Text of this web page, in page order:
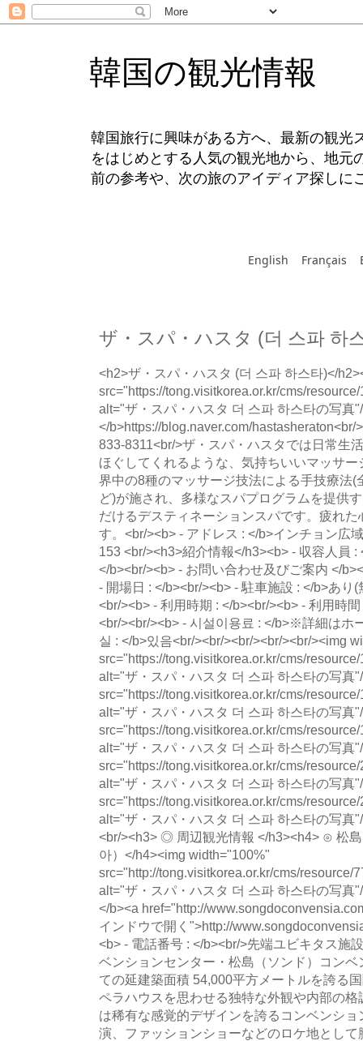
韓国の観光情報
韓国旅行に興味がある方へ、最新の観光
をはじめとする人気の観光地から、地
前の参考や、次の旅のアイディア探しに
English Français
ザ・スパ・ハスタ (더 스파 하
<h2>ザ・スパ・ハスタ (더 스파 하스타)</
src="https://tong.visitkorea.or.kr/cms/
alt="ザ・スパ・ハスタ 더 스파 하스타の写真
</b>https://blog.naver.com/hastasheraton<br/
833-8311<br/>ザ・スパ・ハスタでは日常生
ほぐしてくれるような、気持ちいいマッサ
界中の8種のマッサージ技法による手技療法
ど)が施され、多様なスパプログラムを提供
だけるデスティネーションスパです。疲れ
す。<br/><b> - アドレス : </b>インチョン広
153 <br/><h3>紹介情報</h3><b> - 収容人員
</b><br/><b> - お問い合わせ及びご案内 </
- 開場日 : </b><br/><b> - 駐車施設 : </b>あり
<br/><b> - 利用時期 : </b><br/><b> - 利用時
<br/><br/><b> - 시설이용료 : </b>※詳細はホ
실 : </b>있음<br/><br/><br/><br/><br/><img
src="https://tong.visitkorea.or.kr/cms/
alt="ザ・スパ・ハスタ 더 스파 하스타の写真
src="https://tong.visitkorea.or.kr/cms/
alt="ザ・スパ・ハスタ 더 스파 하스타の写真
src="https://tong.visitkorea.or.kr/cms/
alt="ザ・スパ・ハスタ 더 스파 하스타の写真
src="https://tong.visitkorea.or.kr/cms/
alt="ザ・スパ・ハスタ 더 스파 하스타の写真
src="https://tong.visitkorea.or.kr/cms/
alt="ザ・スパ・ハスタ 더 스파 하스타の写真
<br/><h3> ◎ 周辺観光情報 </h3><h4> ⊙ 松
아）</h4><img width="100%"
src="http://tong.visitkorea.or.kr/cms/resource/
alt="ザ・スパ・ハスタ 더 스파 하스타の写真
</b><a href="http://
インドウで開く">http://
<b> - 電話番号 : </b><br/>先端ユビキタス施
ベンションセンター・松島（ソンド）コン
ての延建築面積 54,000平方メートルを誇る
ペラハウスを思わせる独特な外観や内部の
は稀有な感覚的デザインを誇るコンベンシ
演、ファッションショーなどのロケ地とし